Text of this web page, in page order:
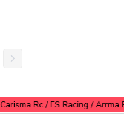
Rc / FS Racing / Arrma Rc